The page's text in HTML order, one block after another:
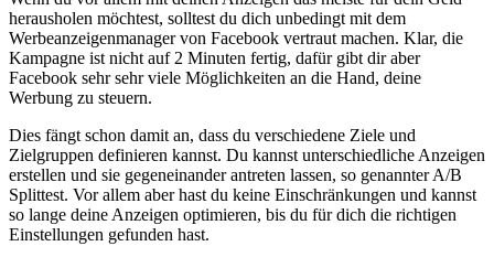
herausholen möchtest, solltest du dich unbedingt mit dem
Werbeanzeigenmanager von Facebook vertraut machen. Klar, die
Kampagne ist nicht auf 2 Minuten fertig, dafür gibt dir aber
Facebook sehr sehr viele Möglichkeiten an die Hand, deine
Werbung zu steuern.
Dies fängt schon damit an, dass du verschiedene Ziele und
Zielgruppen definieren kannst. Du kannst unterschiedliche Anzeigen
erstellen und sie gegeneinander antreten lassen, so genannter A/B
Splittest. Vor allem aber hast du keine Einschränkungen und kannst
so lange deine Anzeigen optimieren, bis du für dich die richtigen
Einstellungen gefunden hast.